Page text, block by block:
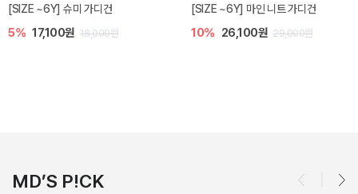
밀라 아기 점프수트
10% 30,600원 34,000원
밀라 아기 셋업
20% 35,200원 44,000원
MD’S P!CK